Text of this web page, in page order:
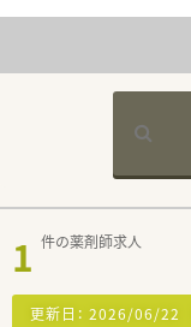
1 件の薬剤師求人
更新日： 2026/06/22